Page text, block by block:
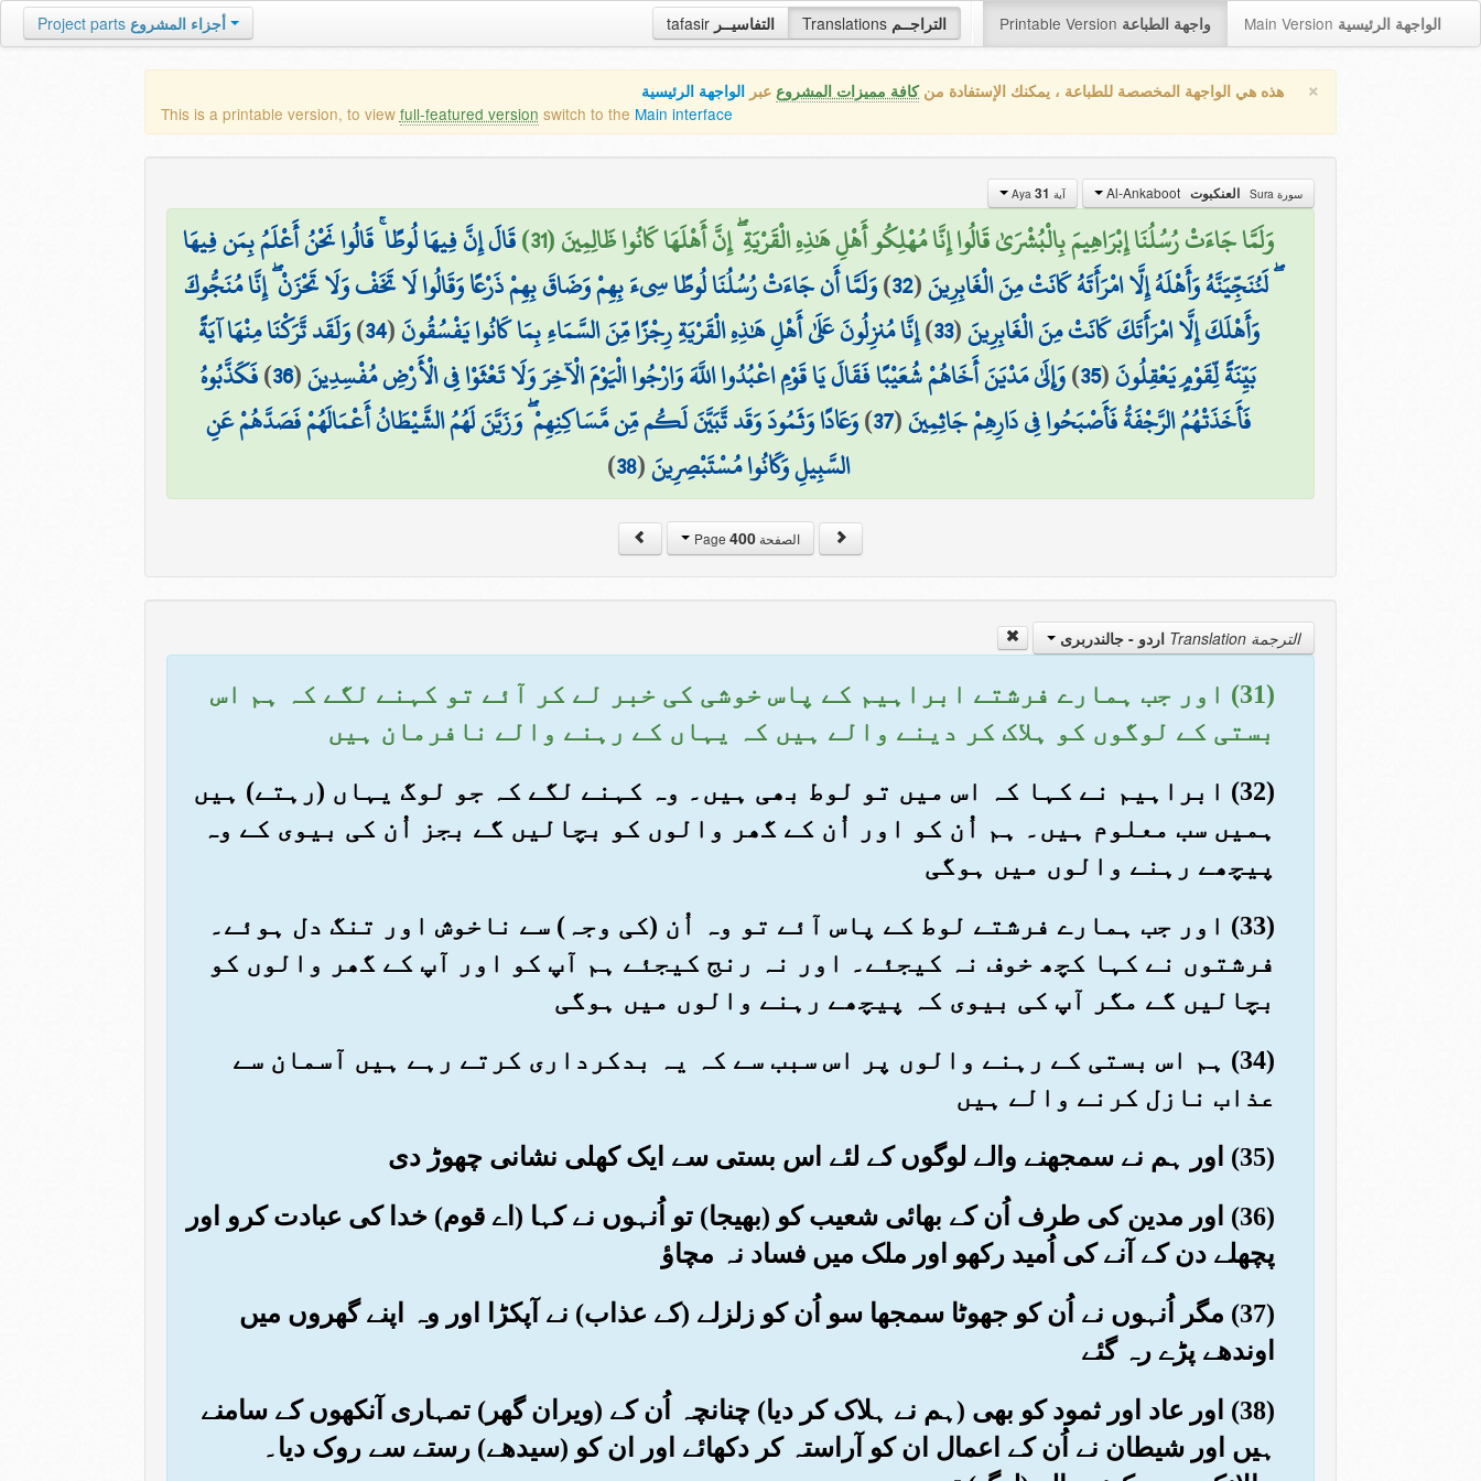
tafasir التفاسيــر Translations التراجــم Printable Version واجهة الطباعة Main Version الواجهة الرئيسية Project parts أجزاء المشروع
× هذه هي الواجهة المخصصة للطباعة ، يمكنك الإستفادة منكافة مميزات المشروع عبر الواجهة الرئيسية
This is a printable version, to view full-featured version switch to the Main interface
سورة Sura العنكبوت آية Aya 31
وَلَمَّا جَاءَتْ رُسُلُنَا إِبْرَاهِيمَ بِالْبُشْرَىٰ قَالُوا إِنَّا مُهْلِكُو أَهْلِ هَٰذِهِ الْقَرْيَةِ ۖ إِنَّ أَهْلَهَا كَانُوا ظَالِمِينَ (31)
قَالَ إِنَّ فِيهَا لُوطًا ۚ قَالُوا نَحْنُ أَعْلَمُ بِمَن فِيهَا
ۖ لَنُنَجِّيَنَّهُ وَأَهْلَهُ إِلَّا امْرَأَتَهُ كَانَتْ مِنَ الْغَابِرِينَ(
32
)وَلَمَّا أَن جَاءَتْ رُسُلُنَا لُوطًا سِيءَ بِهِمْ وَضَاقَ بِهِمْ ذَرْعًا وَقَالُوا لَا تَخَفْ وَلَا تَحْزَنْ ۖ إِنَّا مُنَجُّوكَ
وَأَهْلَكَ إِلَّا امْرَأَتَكَ كَانَتْ مِنَ الْغَابِرِينَ(
33
)إِنَّا مُنزِلُونَ عَلَىٰ أَهْلِ هَٰذِهِ الْقَرْيَةِ رِجْزًا مِّنَ السَّمَاءِ بِمَا كَانُوا يَفْسُقُونَ(
34
)وَلَقَد تَّرَكْنَا مِنْهَا آيَةً
بَيِّنَةً لِّقَوْمٍ يَعْقِلُونَ(
35
)وَإِلَىٰ مَدْيَنَ أَخَاهُمْ شُعَيْبًا فَقَالَ يَا قَوْمِ اعْبُدُوا اللَّهَ وَارْجُوا الْيَوْمَ الْآخِرَ وَلَا تَعْثَوْا فِي الْأَرْضِ مُفْسِدِينَ(
36
)فَكَذَّبُوهُ
فَأَخَذَتْهُمُ الرَّجْفَةُ فَأَصْبَحُوا فِي دَارِهِمْ جَاثِمِينَ(
37
)وَعَادًا وَثَمُودَ وَقَد تَّبَيَّنَ لَكُم مِّن مَّسَاكِنِهِمْ ۖ وَزَيَّنَ لَهُمُ الشَّيْطَانُ أَعْمَالَهُمْ فَصَدَّهُمْ عَنِ
السَّبِيلِ وَكَانُوا مُسْتَبْصِرِينَ(
38
)
الصفحة Page400
الترجمة Translation اردو - جالندربرى
(31) اور جب ہمارے فرشتے ابراہیم کے پاس خوشی کی خبر لے کر آئے تو کہنے لگے کہ ہم اس
بستی کے لوگوں کو ہلاک کر دینے والے ہیں کہ یہاں کے رہنے والے نافرمان ہیں
(32) ابراہیم نے کہا کہ اس میں تو لوط بھی ہیں۔ وہ کہنے لگے کہ جو لوگ یہاں (رہتے) ہیں
ہمیں سب معلوم ہیں۔ ہم اُن کو اور اُن کے گھر والوں کو بچالیں گے بجز اُن کی بیوی کے وہ
پیچھے رہنے والوں میں ہوگی
(33) اور جب ہمارے فرشتے لوط کے پاس آئے تو وہ اُن (کی وجہ) سے ناخوش اور تنگ دل ہوئے۔
فرشتوں نے کہا کچھ خوف نہ کیجئے۔ اور نہ رنج کیجئے ہم آپ کو اور آپ کے گھر والوں کو
بچالیں گے مگر آپ کی بیوی کہ پیچھے رہنے والوں میں ہوگی
(34) ہم اس بستی کے رہنے والوں پر اس سبب سے کہ یہ بدکرداری کرتے رہے ہیں آسمان سے
عذاب نازل کرنے والے ہیں
(35) اور ہم نے سمجھنے والے لوگوں کے لئے اس بستی سے ایک کھلی نشانی چھوڑ دی
(36) اور مدین کی طرف اُن کے بھائی شعیب کو (بھیجا) تو اُنہوں نے کہا (اے قوم) خدا کی عبادت کرو اور
پچھلے دن کے آنے کی اُمید رکھو اور ملک میں فساد نہ مچاؤ
(37) مگر اُنہوں نے اُن کو جھوٹا سمجھا سو اُن کو زلزلے (کے عذاب) نے آپکڑا اور وہ اپنے گھروں میں
اوندھے پڑے رہ گئے
(38) اور عاد اور ثمود کو بھی (ہم نے ہلاک کر دیا) چنانچہ اُن کے (ویران گھر) تمہاری آنکھوں کے سامنے
ہیں اور شیطان نے اُن کے اعمال ان کو آراستہ کر دکھائے اور ان کو (سیدھے) رستے سے روک دیا۔